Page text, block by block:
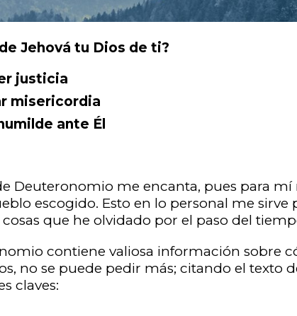
Jehová tu Dios de ti?
justicia
misericordia
ante Él
Deuteronomio me encanta, pues para
escogido. Esto en lo personal me
que he olvidado por el paso del
contiene valiosa información sobre
no se puede pedir más; citando el texto
claves: